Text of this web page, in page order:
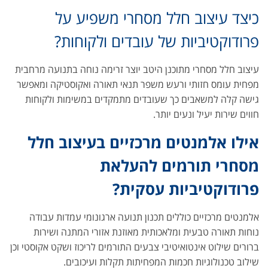
כיצד עיצוב חלל מסחרי משפיע על
פרודוקטיביות של עובדים ולקוחות?
עיצוב חלל מסחרי מתוכנן היטב יוצר זרימה נוחה בתנועה מרחבית
מפחית עומס חזותי ורעש משפר תנאי תאורה ואקוסטיקה ומאפשר
גישה קלה למשאבים כך שעובדים מתמקדים במשימות ולקוחות
חווים שירות יעיל ונעים יותר.
אילו אלמנטים מרכזיים בעיצוב חלל
מסחרי תורמים להעלאת
פרודוקטיביות עסקית?
אלמנטים מרכזיים כוללים תכנון תנועה ארגונומי עמדות עבודה
נוחות תאורה טבעית ומלאכותית מאוזנת אזורי המתנה ושירות
ברורים שילוט אינטואיטיבי צבעים התורמים לריכוז ושקט אקוסטי וכן
שילוב טכנולוגיות חכמות המפחיתות תקלות ועיכובים.